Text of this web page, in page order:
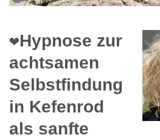
❤️Hypnose zur
achtsamen
Selbstfindung
in Kefenrod
als sanfte